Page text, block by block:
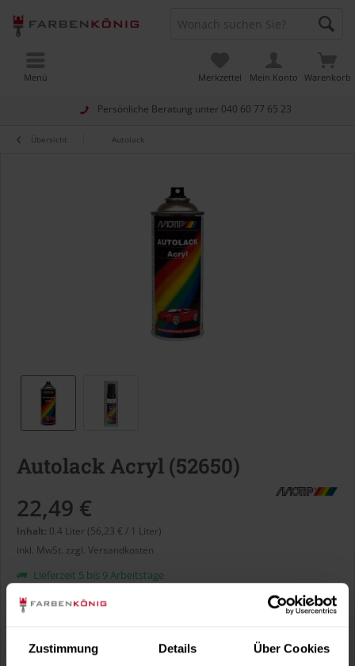
Zustimmung Details Über Cookies
Persönliche Beratung unter 040 60 77 65 23
Warenkorb
Merkzettel Mein Konto
Menü
Übersicht Autolack
Autolack Acryl (52650)
22,49 €
Inhalt: 0.4 Liter (56,23 € / 1 Liter)
inkl. MwSt. zzgl. Versandkosten
Lieferzeit 5 bis 9 Arbeitstage
Liter: